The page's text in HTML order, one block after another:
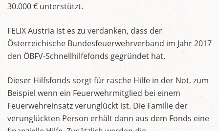
30.000 € unterstützt.
FELIX Austria ist es zu verdanken, dass der
Österreichische Bundesfeuerwehrverband im Jahr 2017
den ÖBFV-Schnellhilfefonds gegründet hat.
Dieser Hilfsfonds sorgt für rasche Hilfe in der Not, zum
Beispiel wenn ein Feuerwehrmitglied bei einem
Feuerwehreinsatz verunglückt ist. Die Familie der
verunglückten Person erhält dann aus dem Fonds eine